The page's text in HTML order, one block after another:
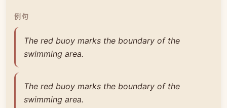
例句
The red buoy marks the boundary of the
swimming area.
The red buoy marks the boundary of the
swimming area.